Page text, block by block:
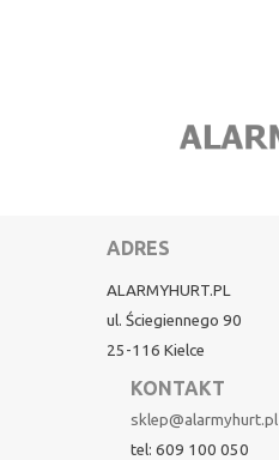
ADRES
ALARMYHURT.PL
ul. Ściegiennego 90
25-116 Kielce
KONTAKT
sklep@alarmyhurt.pl
tel: 609 100 050